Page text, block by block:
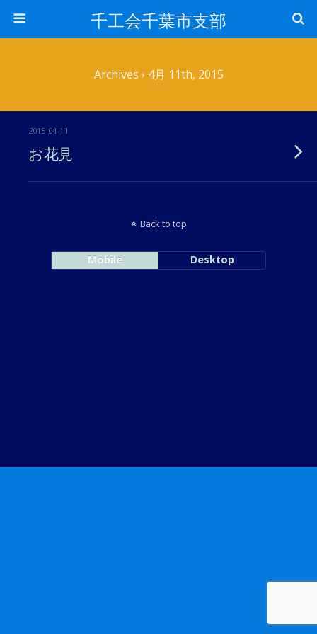
千工会千葉市支部
Archives › 4月 11th, 2015
2015-04-11
お花見
Back to top
Mobile Desktop